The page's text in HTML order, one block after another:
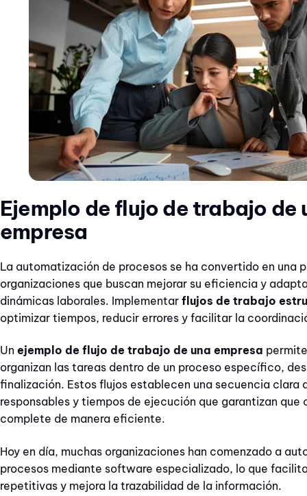
Ejemplo de flujo de trabajo de
empresa
La automatización de procesos se ha convertido en una
organizaciones que buscan mejorar su eficiencia y
dinámicas laborales. Implementar flujos de trabajo
optimizar tiempos, reducir errores y facilitar la
Un ejemplo de flujo de trabajo de una empresa
organizan las tareas dentro de un proceso específico,
finalización. Estos flujos establecen una secuencia clara
responsables y tiempos de ejecución que garantizan que
complete de manera eficiente.
Hoy en día, muchas organizaciones han comenzado a
procesos mediante software especializado, lo que
repetitivas y mejora la trazabilidad de la información.